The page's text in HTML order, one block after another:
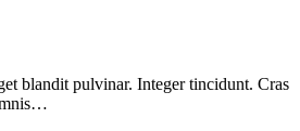
blandit pulvinar. Integer tincidunt. Cras